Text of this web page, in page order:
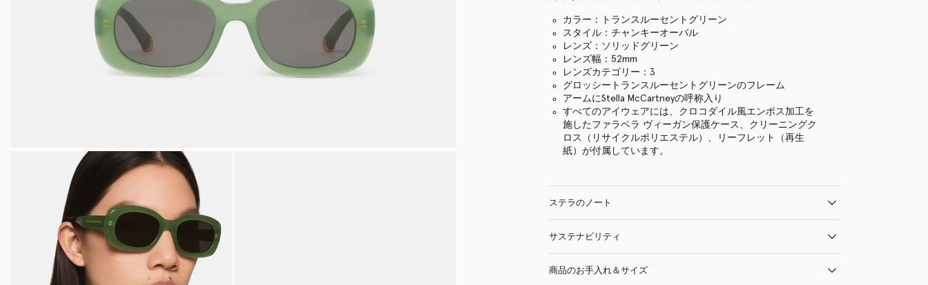
カラー：トランスルーセントグリーン
スタイル：チャンキーオーバル
レンズ：ソリッドグリーン
レンズ幅：52mm
レンズカテゴリー：3
グロッシートランスルーセントグリーンのフレーム
アームにStella McCartneyの呼称入り
すべてのアイウェアには、クロコダイル風エンボス加工を
施したファラベラ ヴィーガン保護ケース、クリーニングク
ロス（リサイクルポリエステル）、リーフレット（再生
紙）が付属しています。
ステラのノート
サステナビリティ
商品のお手入れ＆サイズ